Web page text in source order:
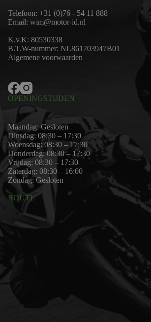
Telefoon: +31 (0)76 - 54 11 888
Email: wim@motor-id.nl
K.v.K: 80530338
B.T.W-nummer: NL861703947B01
Algemene voorwaarden
OPENINGSTIJDEN
Maandag: Gesloten
Dinsdag: 08:30 – 17:30
Woensdag: 08:30 – 17:30
Donderdag: 08:30 – 17:30
Vrijdag: 08:30 – 17:30
Zaterdag: 08:30 – 16:00
Zondag: Gesloten
ROUTE